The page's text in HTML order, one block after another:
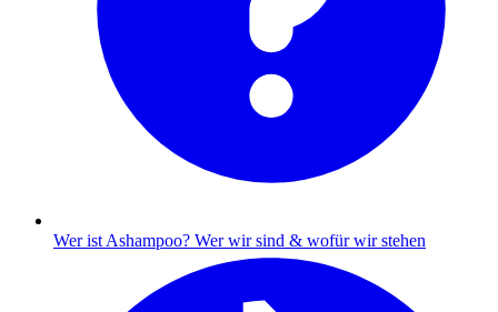
Wer ist Ashampoo? Wer wir sind & wofür wir stehen